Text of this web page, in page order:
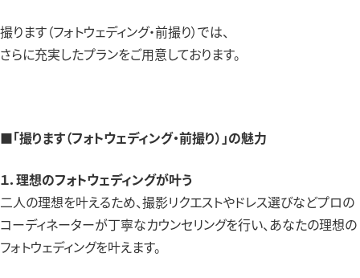
撮ります（フォトウェディング・前撮り）では、
さらに充実したプランをご用意しております。
■「撮ります（フォトウェディング・前撮り）」の魅力
１．理想のフォトウェディングが叶う
二人の理想を叶えるため、撮影リクエストやドレス選びなどプロの
コーディネーターが丁寧なカウンセリングを行い、あなたの理想の
フォトウェディングを叶えます。